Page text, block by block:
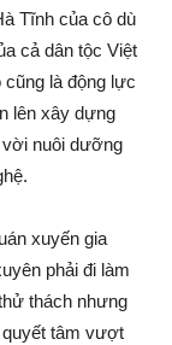
Tĩnh của cô dù
cả dân tộc Việt
là động lực
lên xây dựng
vời nuôi dưỡng
xuyến gia
phải đi làm
thách nhưng
quyết tâm vượt